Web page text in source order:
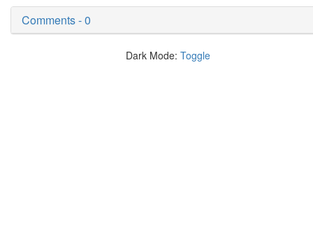
Comments - 0
Dark Mode: Toggle